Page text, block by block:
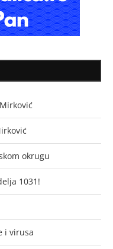
okrugu
1031!
i virusa